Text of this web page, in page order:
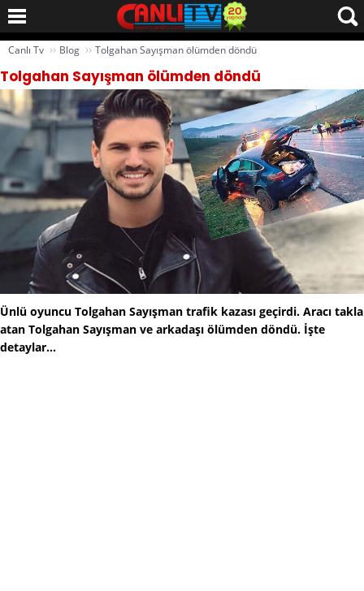
Canlı Tv ›› Blog ›› Tolgahan Sayışman ölümden döndü
Tolgahan Sayışman ölümden döndü
Ünlü oyuncu Tolgahan Sayışman trafik kazası geçirdi. Aracı takla
atan Tolgahan Sayışman ve arkadaşı ölümden döndü. İşte
detaylar…